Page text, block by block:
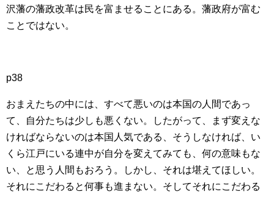
沢藩の藩政改革は民を富ませることにある。藩政府が富む
ことではない。
p38
おまえたちの中には、すべて悪いのは本国の人間であっ
て、自分たちは少しも悪くない。したがって、まず変えな
ければならないのは本国人気である、そうしなければ、い
くら江戸にいる連中が自分を変えてみても、何の意味もな
い、と思う人間もおろう。しかし、それは堪えてほしい。
それにこだわると何事も進まない。そしてそれにこだわる